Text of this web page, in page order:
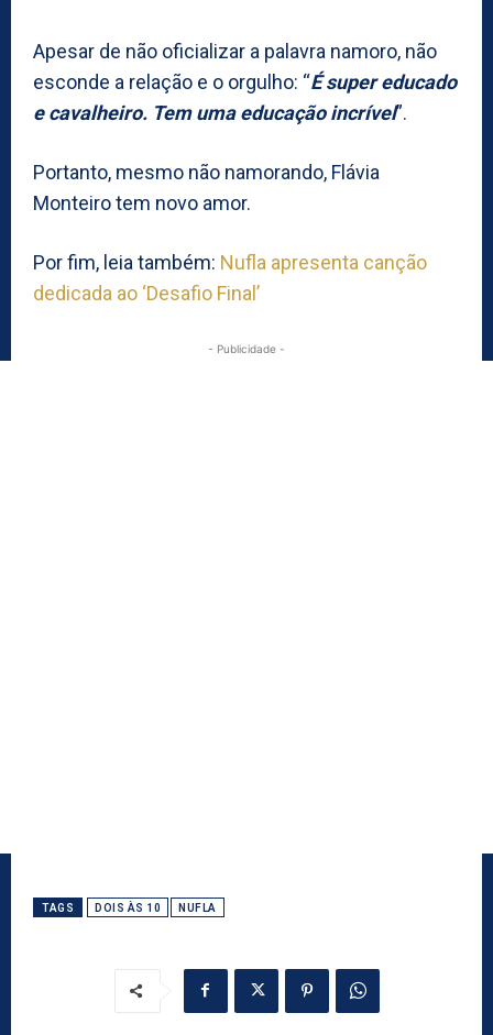
Apesar de não oficializar a palavra namoro, não
esconde a relação e o orgulho: “É super educado
e cavalheiro. Tem uma educação incrível”.
Portanto, mesmo não namorando, Flávia
Monteiro tem novo amor.
Por fim, leia também: Nufla apresenta canção
dedicada ao ‘Desafio Final’
- Publicidade -
TAGS DOIS ÀS 10 NUFLA